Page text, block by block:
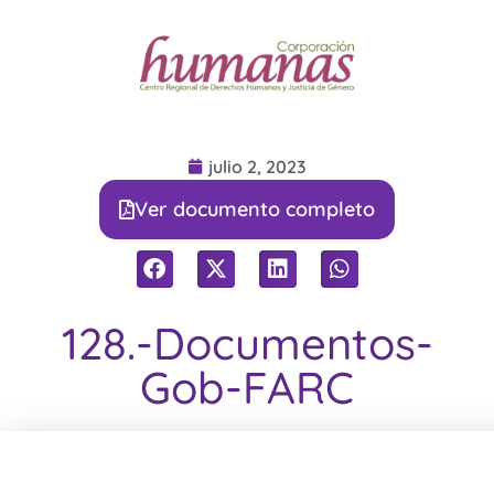
128.-Documentos-
Gob-FARC
julio 2, 2023
Ver documento completo